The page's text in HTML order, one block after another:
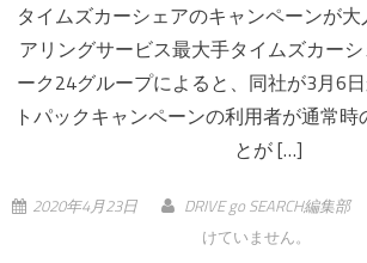
タイムズカーシェアのキャンペーンが
アリングサービス最大手タイムズカー
ーク24グループによると、同社が3月6
トパックキャンペーンの利用者が通常
とが […]
2020年4月23日 DRIVE go SEARCH編集部
けていません。